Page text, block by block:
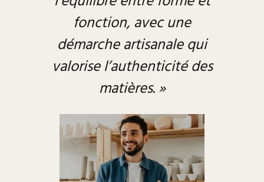
fonction, avec une
démarche artisanale qui
valorise l’authenticité des
matières. »